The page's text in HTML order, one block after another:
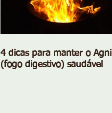
4 dicas para manter o Agni
(fogo digestivo) saudável